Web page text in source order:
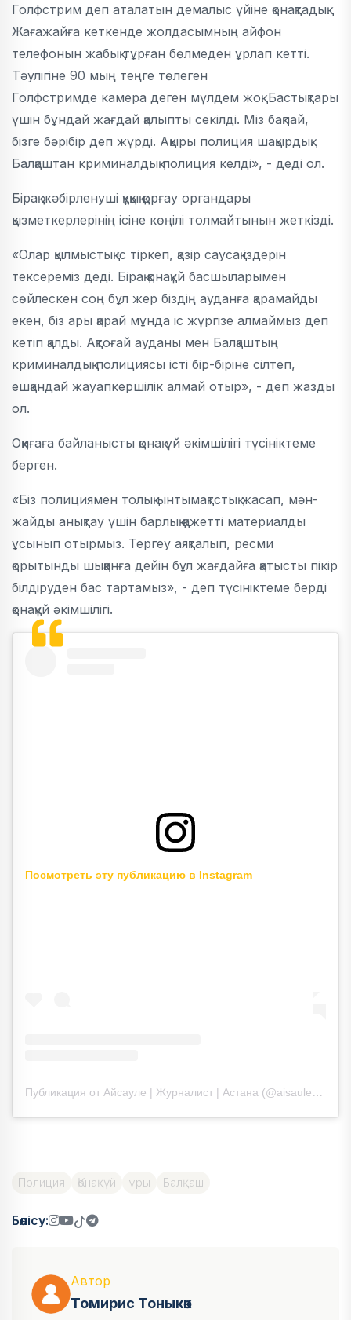
Голфстрим деп аталатын демалыс үйіне қонақтадық.
Жағажайға кеткенде жолдасымның айфон
телефонын жабық тұрған бөлмеден ұрлап кетті.
Тәулігіне 90 мың теңге төлеген
Голфстримде камера деген мүлдем жоқ. Бастықтары
үшін бұндай жағдай қалыпты секілді. Міз бақпай,
бізге бәрібір деп жүрді. Ақыры полиция шақырдық.
Балқаштан криминалдық полиция келді», - деді ол.
Бірақ жәбірленуші құқық қорғау органдары
қызметкерлерінің ісіне көңілі толмайтынын жеткізді.
«Олар қылмыстық іс тіркеп, қазір саусақ іздерін
тексереміз деді. Бірақ қонақүй басшыларымен
сөйлескен соң бұл жер біздің ауданға қарамайды
екен, біз ары қарай мұнда іс жүргізе алмаймыз деп
кетіп қалды. Ақтоғай ауданы мен Балқаштың
криминалдық полициясы істі бір-біріне сілтеп,
ешқандай жауапкершілік алмай отыр», - деп жазды
ол.
Оқиғаға байланысты қонақ үй әкімшілігі түсініктеме
берген.
«Біз полициямен толық ынтымақтстық жасап, мән-
жайды анықтау үшін барлық қажетті материалды
ұсынып отырмыз. Тергеу аяқталып, ресми
қорытынды шыққанға дейін бұл жағдайға қатысты пікір
білдіруден бас тартамыз», - деп түсініктеме берді
қонақүй әкімшілігі.
Посмотреть эту публикацию в Instagram
Публикация от Айсауле | Журналист | Астана (@aisaule_syezbek)
Полиция Қонақүй ұры Балқаш
Бөлісу:
Автор
Томирис Тоныкөк